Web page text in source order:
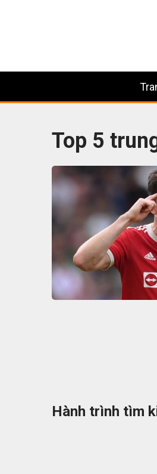
Top 5
Hành trình tìm